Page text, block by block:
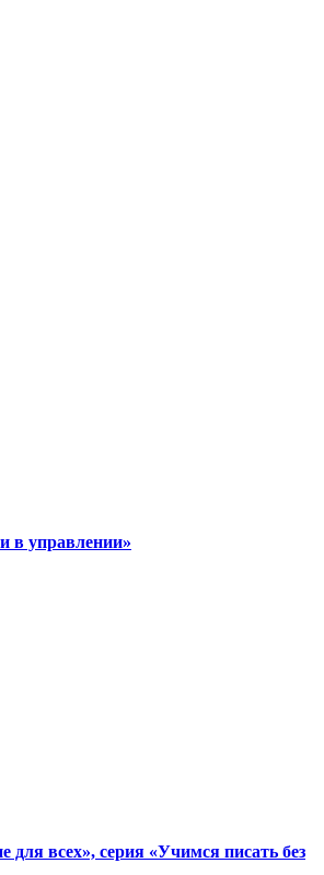
в управлении»
всех», серия «Учимся писать без